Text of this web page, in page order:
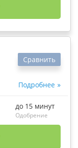
Подробнее
Сравнить
до 15 минут
Одобрение